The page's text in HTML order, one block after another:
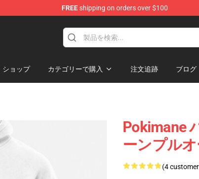
FREEshipping on orders over $100
ショップ カテゴリーで購入 注文追跡 ブログ
Pokimane
ーンプル
(4